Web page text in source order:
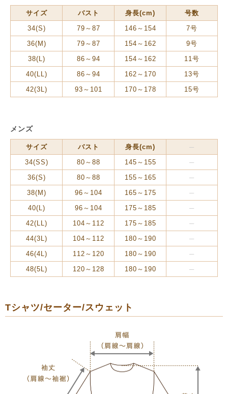
サイズ バスト 身長(cm)
号数
34(S)
79～87 146～154
7号
36(M)
79～87 154～162
9号
38(L)
86～94 154～162
11号
40(LL)
86～94 162～170
13号
42(3L)
93～101 170～178 15号
メンズ
サイズ バスト
身長(cm)
34(SS)
80～88
145～155
36(S)
80～88
155～165
38(M)
96～104
165～175
40(L)
96～104
175～185
42(LL)
104～112
175～185
44(3L)
104～112
180～190
46(4L)
112～120
180～190
48(5L)
120～128 180～190
Tシャツ/セーター/スウェット